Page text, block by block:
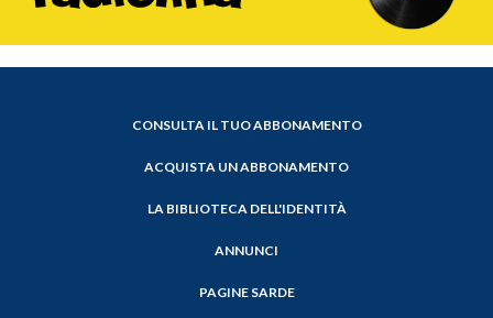
CONSULTA IL TUO ABBONAMENTO
ACQUISTA UN ABBONAMENTO
LA BIBLIOTECA DELL'IDENTITÀ
ANNUNCI
PAGINE SARDE